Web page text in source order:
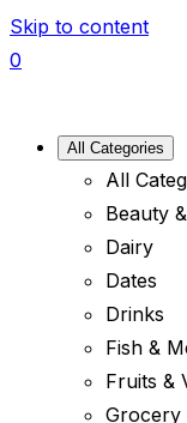
Skip to content
0
All Categories
All
Beauty
Dairy
Dates
Drinks
Fish &
Fruits &
Grocery